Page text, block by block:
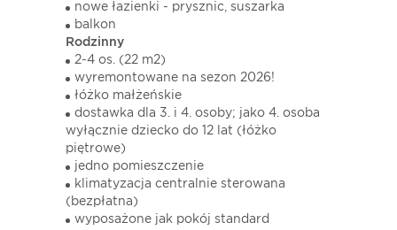
nowe łazienki - prysznic, suszarka
balkon
Rodzinny
2-4 os. (22 m2)
wyremontowane na sezon 2026!
łóżko małżeńskie
dostawka dla 3. i 4. osoby; jako 4. osoba
wyłącznie dziecko do 12 lat (łóżko
piętrowe)
jedno pomieszczenie
klimatyzacja centralnie sterowana
(bezpłatna)
wyposażone jak pokój standard